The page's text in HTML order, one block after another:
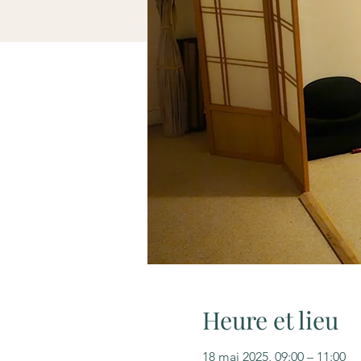
Heure et lieu
18 mai 2025, 09:00 – 11:00